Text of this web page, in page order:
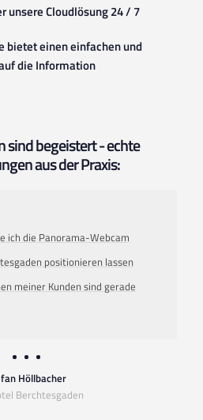
unsere Cloudlösung 24 / 7
bietet einen einfachen und
die Information
sind begeistert - echte
aus der Praxis:
ich die Panorama-Webcam
positionieren lassen
meiner Kunden sind gerade
Höllbacher
Berchtesgaden